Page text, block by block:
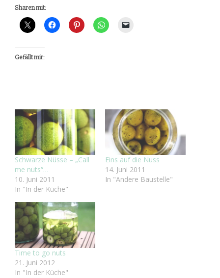
Sharen mit:
Gefällt mir:
Schwarze Nüsse – „Call
me nuts“…
10. Juni 2011
In "In der Küche"
Eins auf die Nuss
14. Juni 2011
In "Andere Baustelle"
Time to go nuts
21. Juni 2012
In "In der Küche"